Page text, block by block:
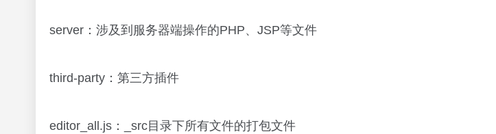
server：涉及到服务器端操作的PHP、JSP等文件
third-party：第三方插件
editor_all.js：_src目录下所有文件的打包文件